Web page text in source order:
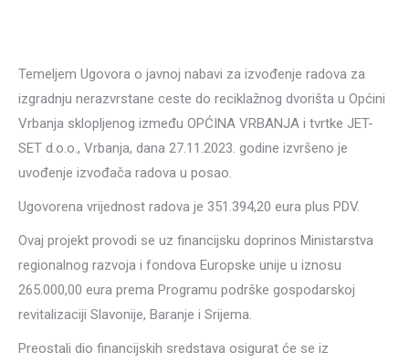
Temeljem Ugovora o javnoj nabavi za izvođenje radova za
izgradnju nerazvrstane ceste do reciklažnog dvorišta u Općini
Vrbanja sklopljenog između OPĆINA VRBANJA i tvrtke JET-
SET d.o.o., Vrbanja, dana 27.11.2023. godine izvršeno je
uvođenje izvođača radova u posao.
Ugovorena vrijednost radova je 351.394,20 eura plus PDV.
Ovaj projekt provodi se uz financijsku doprinos Ministarstva
regionalnog razvoja i fondova Europske unije u iznosu
265.000,00 eura prema Programu podrške gospodarskoj
revitalizaciji Slavonije, Baranje i Srijema.
Preostali dio financijskih sredstava osigurat će se iz